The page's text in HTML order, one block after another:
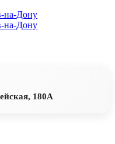
на-Дону
на-Дону
180А